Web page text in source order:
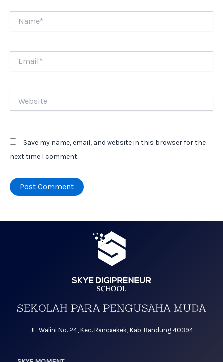
Save my name, email, and website in this browser for the
next time I comment.
JL. Walini No. 24, Kec. Rancaekek, Kab. Bandung 40394